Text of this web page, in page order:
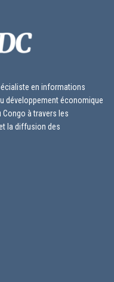
en informations
développement économique
à travers les
la diffusion des